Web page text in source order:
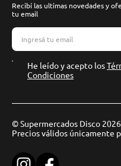
Recibí las ultimas novedades y
tu email
He leído y acepto los
Condiciones
© Supermercados Disco
Precios válidos únicamente